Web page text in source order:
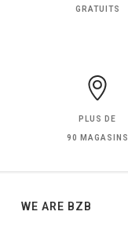
GRATUITS
PLUS DE
90 MAGASINS
WE ARE BZB